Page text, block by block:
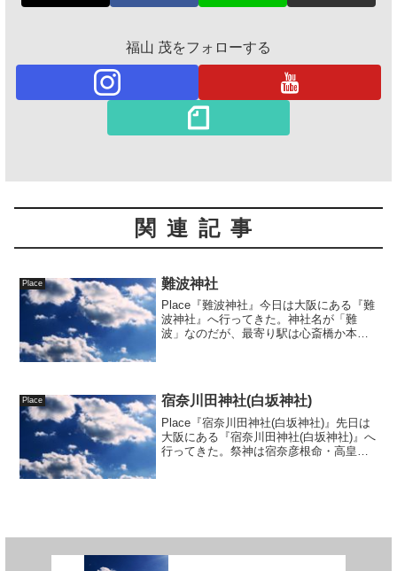
福山 茂をフォローする
関連記事
Place 難波神社
Place『難波神社』今日は大阪にある『難
波神社』へ行ってきた。神社名が「難
波」なのだが、最寄り駅は心斎橋か本町
Place 宿奈川田神社(白坂神社)
Place『宿奈川田神社(白坂神社)』先日は
大阪にある『宿奈川田神社(白坂神社)』へ
行ってきた。祭神は宿奈彦根命・高皇産